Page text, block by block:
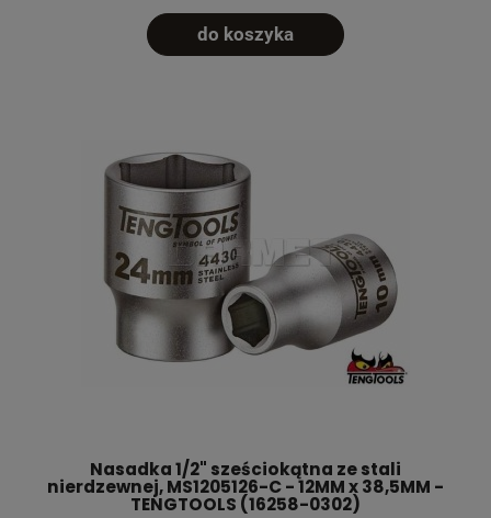
do koszyka
Nasadka 1/2" sześciokątna ze stali
nierdzewnej, MS1205126-C - 12MM x 38,5MM -
TENGTOOLS (16258-0302)